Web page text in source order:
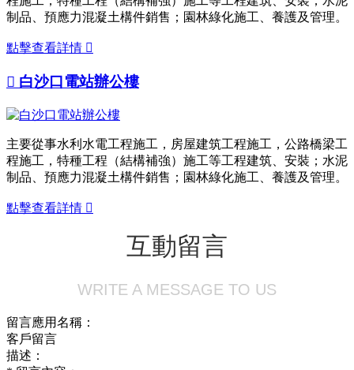
制品、預應力混凝土構件銷售；園林綠化施工、養護及管理。
點擊查看詳情 
 白沙口電站辦公樓
主要從事水利水電工程施工，房屋建筑工程施工，公路橋梁工
程施工，特種工程（結構補強）施工等工程建筑、安裝；水泥
制品、預應力混凝土構件銷售；園林綠化施工、養護及管理。
點擊查看詳情 
互動留言
WRITE A MESSAGE TO US
留言應用名稱：
客戶留言
描述：